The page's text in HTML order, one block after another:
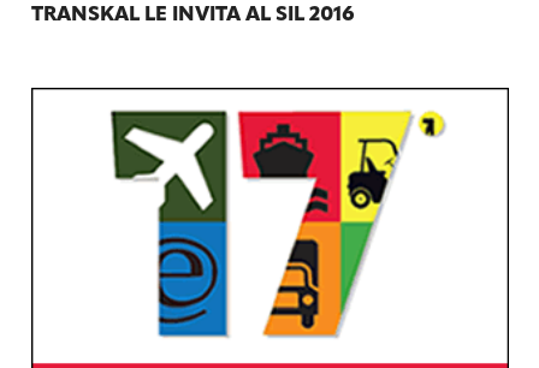
TRANSKAL LE INVITA AL SIL 2016